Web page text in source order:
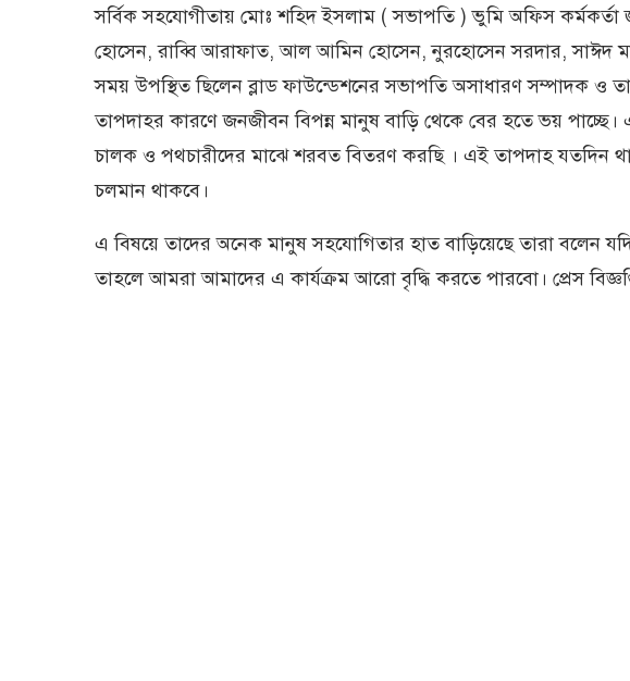
সর্বিক সহযোগীতায় মোঃ শহিদ ইসলাম ( সভাপতি ) ভুমি অফিস কর্মকর্তা
হোসেন, রাব্বি আরাফাত, আল আমিন হোসেন, নুরহোসেন সরদার, সাঈদ
সময় উপস্থিত ছিলেন ব্লাড ফাউন্ডেশনের সভাপতি অসাধারণ সম্পাদক ও
তাপদাহর কারণে জনজীবন বিপন্ন মানুষ বাড়ি থেকে বের হতে ভয়
চালক ও পথচারীদের মাঝে শরবত বিতরণ করছি । এই তাপদাহ যতদিন
চলমান থাকবে।
এ বিষয়ে তাদের অনেক মানুষ সহযোগিতার হাত বাড়িয়েছে তারা বলেন
তাহলে আমরা আমাদের এ কার্যক্রম আরো বৃদ্ধি করতে পারবো। প্রেস